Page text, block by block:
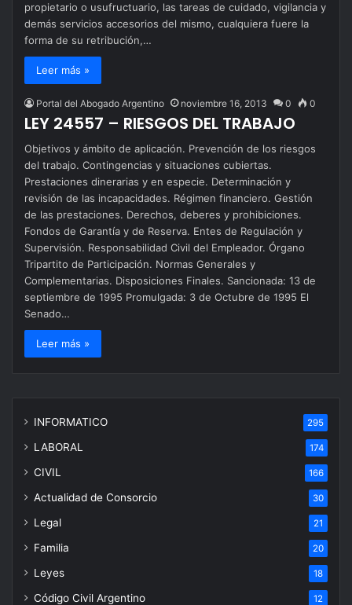
propietario o usufructuario, las tareas de cuidado, vigilancia y
demás servicios accesorios del mismo, cualquiera fuere la
forma de su retribución,…
Leer más »
Portal del Abogado Argentino noviembre 16, 2013 0 0
LEY 24557 – RIESGOS DEL TRABAJO
Objetivos y ámbito de aplicación. Prevención de los riesgos
del trabajo. Contingencias y situaciones cubiertas.
Prestaciones dinerarias y en especie. Determinación y
revisión de las incapacidades. Régimen financiero. Gestión
de las prestaciones. Derechos, deberes y prohibiciones.
Fondos de Garantía y de Reserva. Entes de Regulación y
Supervisión. Responsabilidad Civil del Empleador. Órgano
Tripartito de Participación. Normas Generales y
Complementarias. Disposiciones Finales. Sancionada: 13 de
septiembre de 1995 Promulgada: 3 de Octubre de 1995 El
Senado…
Leer más »
INFORMATICO 295
LABORAL 174
CIVIL 166
Actualidad de Consorcio 30
Legal 21
Familia 20
Leyes 18
Código Civil Argentino 12